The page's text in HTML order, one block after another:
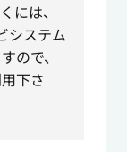
には、
システム
ので、
下さ